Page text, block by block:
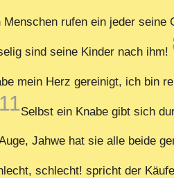
Menschen rufen ein jeder seine
sind seine Kinder nach ihm!
mein Herz gereinigt, ich bin
11Selbst ein Knabe gibt sich
Jahwe hat sie alle beide
schlecht! spricht der